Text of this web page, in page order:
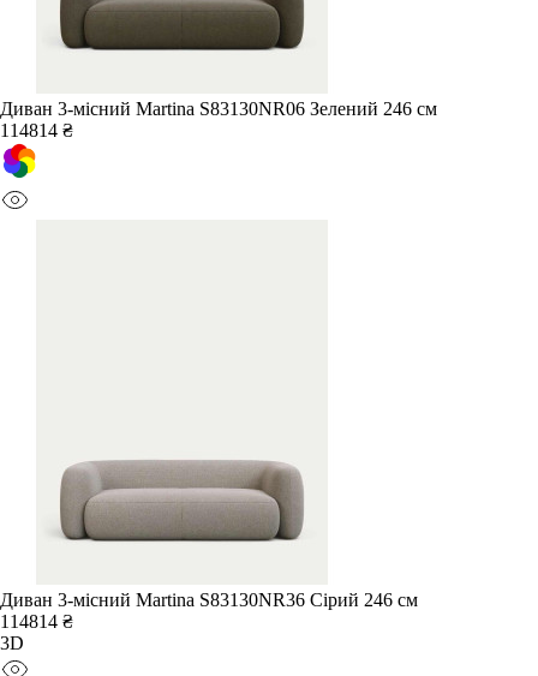
Диван 3-місний Martina S83130NR06 Зелений 246 см
114814 ₴
Диван 3-місний Martina S83130NR36 Сірий 246 см
114814 ₴
3D